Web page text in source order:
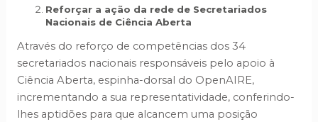
Reforçar a ação da rede de Secretariados
Nacionais de Ciência Aberta
Através do reforço de competências dos 34
secretariados nacionais responsáveis pelo apoio à
Ciência Aberta, espinha-dorsal do OpenAIRE,
incrementando a sua representatividade, conferindo-
lhes aptidões para que alcancem uma posição